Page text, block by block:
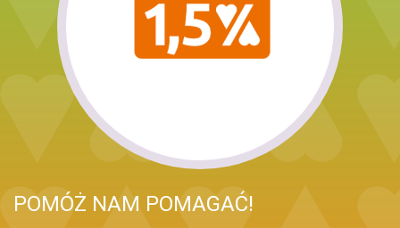
POMÓŻ NAM POMAGAĆ!